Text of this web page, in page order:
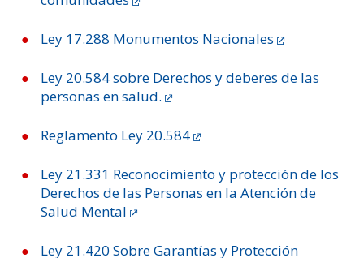
Ley 17.288 Monumentos Nacionales
Ley 20.584 sobre Derechos y deberes de las
personas en salud.
Reglamento Ley 20.584
Ley 21.331 Reconocimiento y protección de los
Derechos de las Personas en la Atención de
Salud Mental
Ley 21.420 Sobre Garantías y Protección